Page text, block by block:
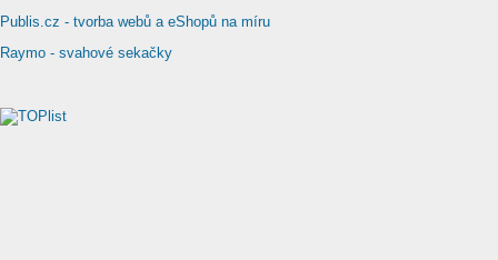
Publis.cz - tvorba webů a eShopů na míru
Raymo - svahové sekačky